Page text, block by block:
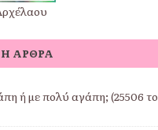
ΆΡΘΡΑ
ή με πολύ αγάπη; (25506 το